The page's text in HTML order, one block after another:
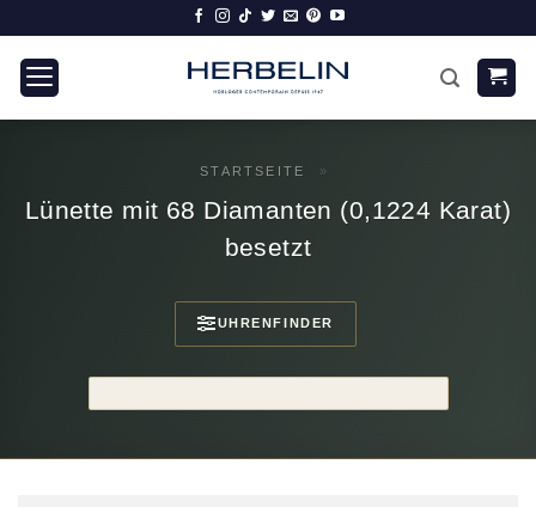
springen
STARTSEITE »
Lünette mit 68 Diamanten (0,1224 Karat)
besetzt
UHRENFINDER